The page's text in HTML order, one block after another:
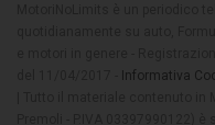
Informativa